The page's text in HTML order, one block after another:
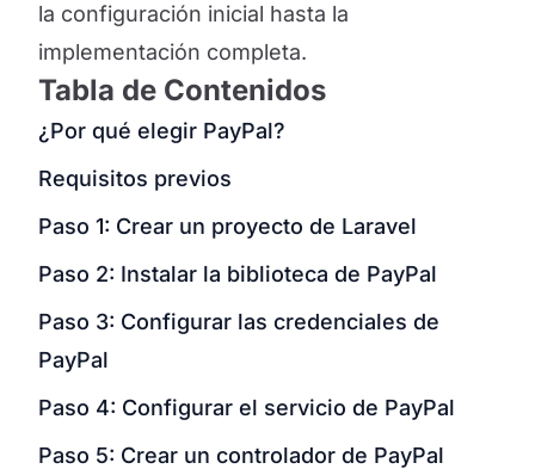
la configuración inicial hasta la
implementación completa.
Tabla de Contenidos
¿Por qué elegir PayPal?
Requisitos previos
Paso 1: Crear un proyecto de Laravel
Paso 2: Instalar la biblioteca de PayPal
Paso 3: Configurar las credenciales de
PayPal
Paso 4: Configurar el servicio de PayPal
Paso 5: Crear un controlador de PayPal